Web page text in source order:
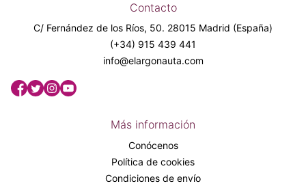
Contacto
C/ Fernández de los Ríos, 50. 28015 Madrid (España)
(+34) 915 439 441
info@elargonauta.com
Más información
Conócenos
Política de cookies
Condiciones de envío